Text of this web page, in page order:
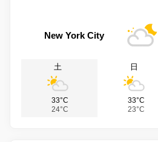
New York City
土
33°C
24°C
日
33°C
23°C